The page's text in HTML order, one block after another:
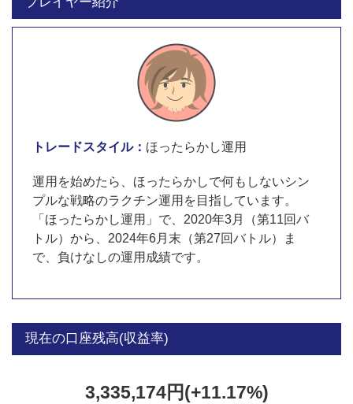
トレードスタイル： ほったらかし運用
運用を始めたら、ほったらかしで何もしないシン
プルな戦略のラクチン運用を目指しています。
「ほったらかし運用」で、2020年3月（第11回バ
トル）から、2024年6月末（第27回バトル）ま
で、負けなしの運用成績です。
現在の口座残高(収益率)
3,335,174円(+11.17%)